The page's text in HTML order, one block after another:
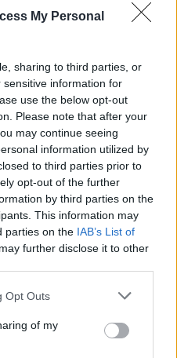
My Personal
sharing to third parties, or
information for
use the below opt-out
Please note that after your
may continue seeing
information utilized by
to third parties prior to
opt-out of the further
by third parties on the
This information may
parties on the IAB’s List of
further disclose it to other
Opt Outs
of my
μέχρι Δεκέμβρη.
Επέστρεψα στα Play
Ήμουν διαθέσιμος,
έβαζε αλλαγή. Φέτος
δουλειά και
Δεν ήταν
δεν ήθελε να
με το γόνατο 1,5
να γυρίσω για να
την σεζόν
εικόνα μέχρι ενός
Offs για ένα